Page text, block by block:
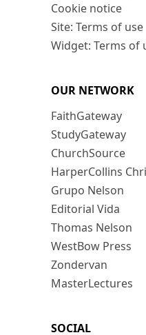
Cookie notice
Site: Terms of use
Widget: Terms of
OUR NETWORK
FaithGateway
StudyGateway
ChurchSource
HarperCollins
Grupo Nelson
Editorial Vida
Thomas Nelson
WestBow Press
Zondervan
MasterLectures
SOCIAL